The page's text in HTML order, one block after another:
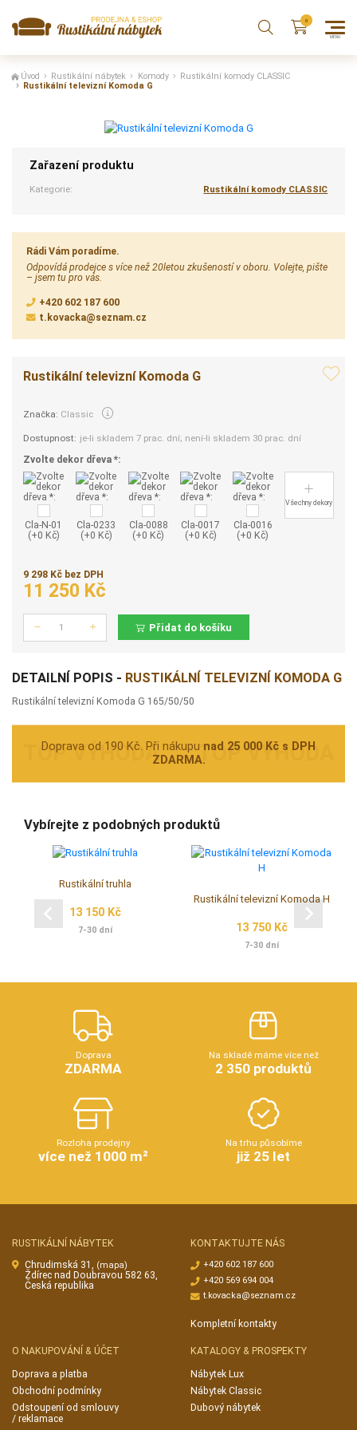
Úvod Rustikální nábytek Komody
Rustikální komody CLASSIC
Rustikální televizní Komoda G
Zařazení produktu
Kategorie: Rustikální komody CLASSIC
Rádi Vám poradíme.
Odpovídá prodejce s více než 20letou zkušeností v oboru. Volejte, pište
– jsem tu pro vás.
+420 602 187 600
t.kovacka@seznam.cz
Rustikální televizní Komoda G
Značka: Classic
Dostupnost: je-li skladem 7 prac. dní; není-li skladem 30 prac. dní
Zvolte dekor dřeva *:
Cla-N-01
(+0 Kč)
Cla-0233
(+0 Kč)
Cla-0088
(+0 Kč)
Cla-0017
(+0 Kč)
Cla-0016
(+0 Kč)
Všechny dekory
9 298 Kč bez DPH
11 250 Kč
Přidat do košíku
DETAILNÍ POPIS - RUSTIKÁLNÍ TELEVIZNÍ KOMODA G
Rustikální televizní Komoda G 165/50/50
Doprava od 190 Kč. Při nákupu nad 25 000 Kč s DPH
ZDARMA.
Vybírejte z podobných produktů
Rustikální truhla
13 150 Kč
7-30 dní
Rustikální televizní Komoda H
13 750 Kč
7-30 dní
Doprava
ZDARMA
Na skladě máme více než
2 350 produktů
Rozloha prodejny
více než 1000 m²
Na trhu působíme
již 25 let
RUSTIKÁLNÍ NÁBYTEK
Chrudimská 31, (mapa)
Ždírec nad Doubravou 582 63,
Česká republika
KONTAKTUJTE NÁS
+420 602 187 600
+420 569 694 004
t.kovacka@seznam.cz
Kompletní kontakty
O NAKUPOVÁNÍ & ÚČET
Doprava a platba
Obchodní podmínky
Odstoupení od smlouvy
/ reklamace
KATALOGY & PROSPEKTY
Nábytek Lux
Nábytek Classic
Dubový nábytek